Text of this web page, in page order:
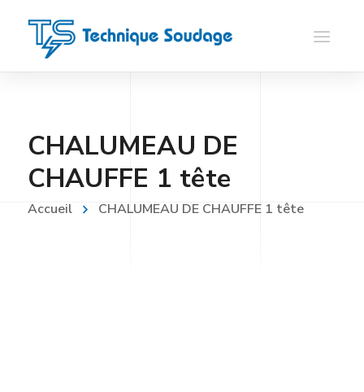
CHALUMEAU DE
CHAUFFE 1 tête
Accueil CHALUMEAU DE CHAUFFE 1 tête